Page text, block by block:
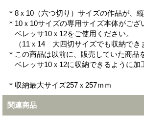
＊8ｘ10（六つ切り）サイズの作品が、
＊10ｘ10サイズの専用サイズ本体がござ
ベレッサ10ｘ12をご使用ください。
（11ｘ14 大四切サイズでも収納でき
＊この商品は以前に、販売していた商品
ベレッサ10ｘ12に収納できるように加
＊収納最大サイズ257ｘ257ｍｍ
関連商品